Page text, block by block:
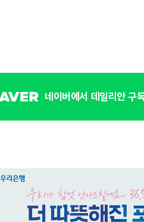
네이버에서 데일리안 구